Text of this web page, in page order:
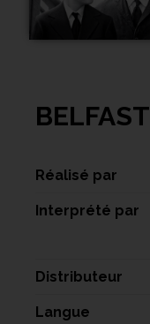
BELFAST
Réalisé par
Interprété par
Distributeur
Langue